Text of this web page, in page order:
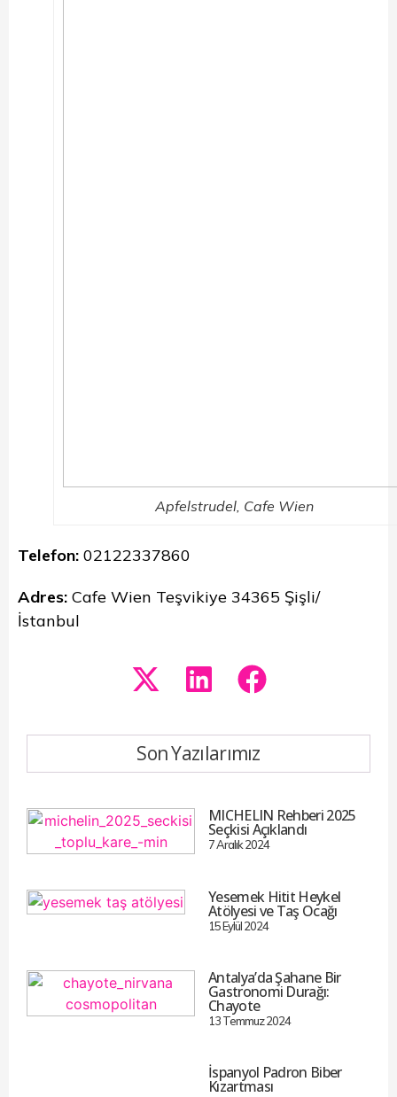
Apfelstrudel, Cafe Wien
Telefon: 02122337860
Adres: Cafe Wien Teşvikiye 34365 Şişli/
İstanbul
Son Yazılarımız
MICHELIN Rehberi 2025
Seçkisi Açıklandı
7 Aralık 2024
Yesemek Hitit Heykel
Atölyesi ve Taş Ocağı
15 Eylül 2024
Antalya’da Şahane Bir
Gastronomi Durağı:
Chayote
13 Temmuz 2024
İspanyol Padron Biber
Kızartması